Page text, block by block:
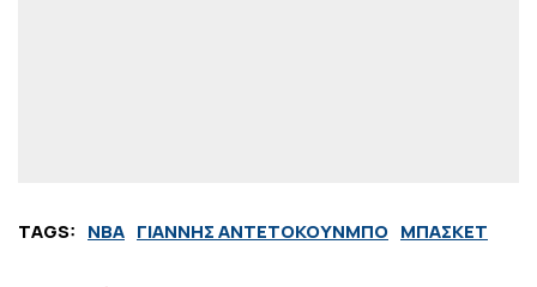
TAGS: NBA ΓΙΑΝΝΗΣ ΑΝΤΕΤΟΚΟΥΝΜΠΟ ΜΠΑΣΚΕΤ